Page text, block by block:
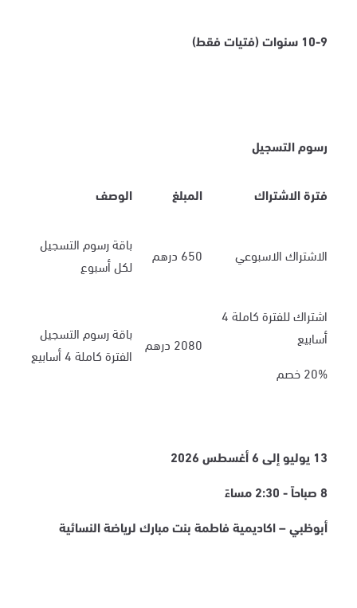
10-9 سنوات (فتيات فقط)
رسوم التسجيل
فترة الاشتراك المبلغ الوصف
الاشتراك الاسبوعي 650 درهم
باقة رسوم التسجيل
لكل أسبوع
اشتراك للفترة كاملة 4
أسابيع
20% خصم
2080 درهم
باقة رسوم التسجيل
الفترة كاملة 4 أسابيع
13 يوليو إلى 6 أغسطس 2026
8 صباحاً - 2:30 مساءً
أبوظبي – اكاديمية فاطمة بنت مبارك لرياضة النسائية